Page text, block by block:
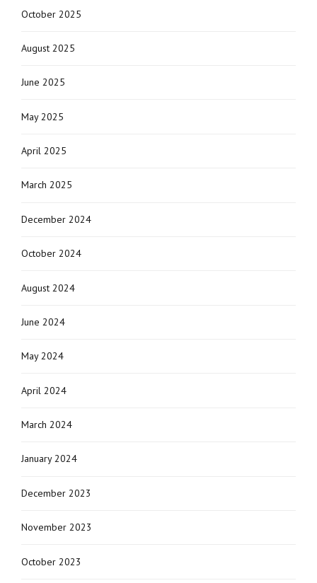
October 2025
August 2025
June 2025
May 2025
April 2025
March 2025
December 2024
October 2024
August 2024
June 2024
May 2024
April 2024
March 2024
January 2024
December 2023
November 2023
October 2023